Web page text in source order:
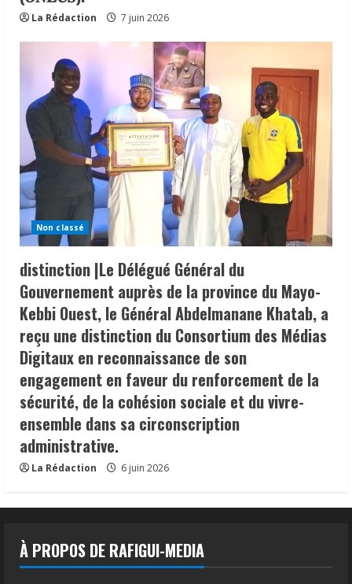
La Rédaction 7 juin 2026
Non classé
distinction |Le Délégué Général du
Gouvernement auprès de la province du Mayo-
Kebbi Ouest, le Général Abdelmanane Khatab, a
reçu une distinction du Consortium des Médias
Digitaux en reconnaissance de son
engagement en faveur du renforcement de la
sécurité, de la cohésion sociale et du vivre-
ensemble dans sa circonscription
administrative.
La Rédaction 6 juin 2026
À PROPOS DE RAFIGUI-MEDIA